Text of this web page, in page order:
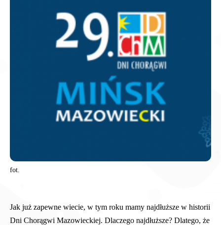
fot.
Jak już zapewne wiecie, w tym roku mamy najdłuższe w historii
Dni Chorągwi Mazowieckiej. Dlaczego najdłuższe? Dlatego, że